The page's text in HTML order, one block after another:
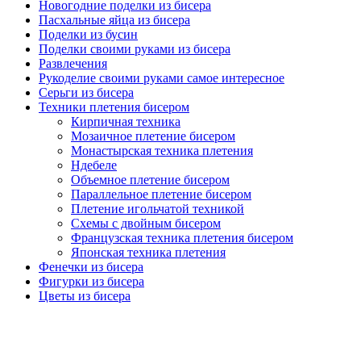
Новогодние поделки из бисера
Пасхальные яйца из бисера
Поделки из бусин
Поделки своими руками из бисера
Развлечения
Рукоделие своими руками самое интересное
Серьги из бисера
Техники плетения бисером
Кирпичная техника
Мозаичное плетение бисером
Монастырская техника плетения
Ндебеле
Объемное плетение бисером
Параллельное плетение бисером
Плетение игольчатой техникой
Схемы с двойным бисером
Французская техника плетения бисером
Японская техника плетения
Фенечки из бисера
Фигурки из бисера
Цветы из бисера